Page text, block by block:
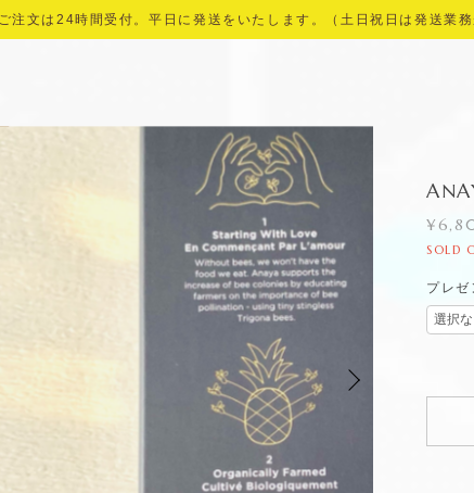
ご注文は24時間受付。平日に発送をいたします。（土日祝日は発送業務
SOLD
プレゼ